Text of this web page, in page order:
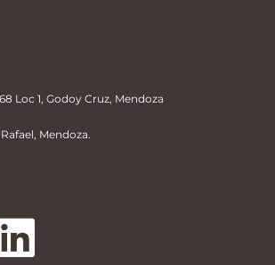
Loc 1, Godoy Cruz, Mendoza
Mendoza.